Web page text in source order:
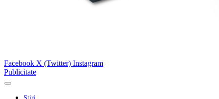
Facebook X (Twitter) Instagram
Publicitate